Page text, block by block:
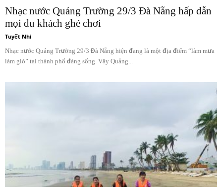
Nhạc nước Quảng Trường 29/3 Đà Nẵng hấp dẫn
mọi du khách ghé chơi
Tuyết Nhi
Nhạc nước Quảng Trường 29/3 Đà Nẵng hiện đang là một địa điểm “làm mưa
làm gió” tại thành phố đáng sống. Vậy Quảng...